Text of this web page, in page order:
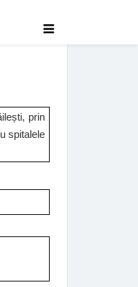
prin
spitalele